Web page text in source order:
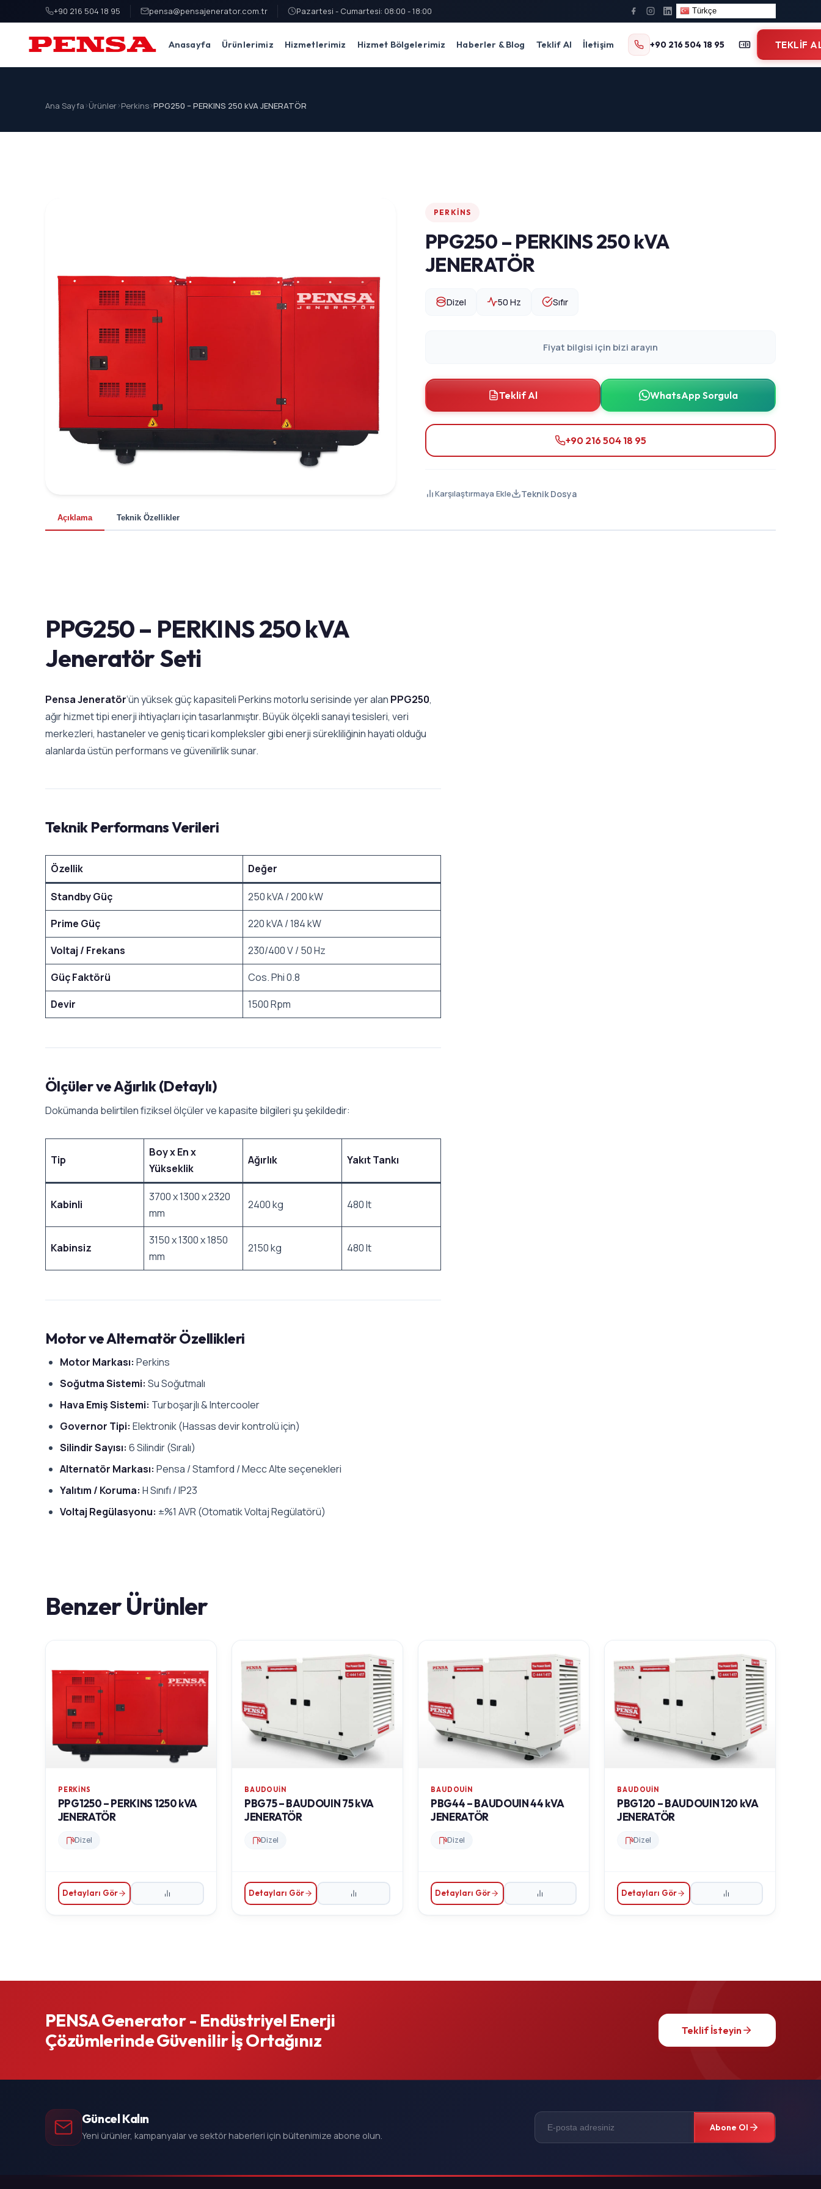
+90 216 504 18 95 pensa@pensajenerator.com.tr Pazartesi - Cumartesi: 08:00 - 18:00 Türkçe
PENSA Generator
Anasayfa Ürünlerimiz Hizmetlerimiz Hizmet Bölgelerimiz Haberler & Blog Teklif Al İletişim +90 216 504 18 95 TEKLIF
Ana Sayfa>Ürünler>Perkins>PPG250 – PERKINS 250 kVA JENERATÖR
PERKINS
PPG250 – PERKINS 250 kVA
JENERATÖR
Dizel 50 Hz Sıfır
Fiyat bilgisi için bizi arayın
Teklif Al WhatsApp Sorgula
+90 216 504 18 95
Karşılaştırmaya Ekle Teknik Dosya
Açıklama Teknik Özellikler
PPG250 – PERKINS 250 kVA
Jeneratör Seti
Pensa Jeneratör‘ün yüksek güç kapasiteli Perkins motorlu serisinde yer alan PPG250,
ağır hizmet tipi enerji ihtiyaçları için tasarlanmıştır. Büyük ölçekli sanayi tesisleri, veri
merkezleri, hastaneler ve geniş ticari kompleksler gibi enerji sürekliliğinin hayati olduğu
alanlarda üstün performans ve güvenilirlik sunar.
Teknik Performans Verileri
Özellik Değer
Standby Güç
250 kVA / 200 kW
Prime Güç
220 kVA / 184 kW
Voltaj / Frekans
230/400 V / 50 Hz
Güç Faktörü
Cos. Phi 0.8
Devir
1500 Rpm
Ölçüler ve Ağırlık (Detaylı)
Dokümanda belirtilen fiziksel ölçüler ve kapasite bilgileri şu şekildedir:
Tip
Boy x En x
Yükseklik
Ağırlık Yakıt Tankı
Kabinli
3700 x 1300 x 2320
mm
2400 kg 480 lt
Kabinsiz
3150 x 1300 x 1850
mm
2150 kg 480 lt
Motor ve Alternatör Özellikleri
Motor Markası: Perkins
Soğutma Sistemi: Su Soğutmalı
Hava Emiş Sistemi: Turboşarjlı & Intercooler
Governor Tipi: Elektronik (Hassas devir kontrolü için)
Silindir Sayısı: 6 Silindir (Sıralı)
Alternatör Markası: Pensa / Stamford / Mecc Alte seçenekleri
Yalıtım / Koruma: H Sınıfı / IP23
Voltaj Regülasyonu: ±%1 AVR (Otomatik Voltaj Regülatörü)
Benzer Ürünler
PERKINS
PPG1250 – PERKINS 1250 kVA
JENERATÖR
Dizel
Detayları Gör
BAUDOUIN
PBG75 – BAUDOUIN 75 kVA
JENERATÖR
Dizel
Detayları Gör
BAUDOUIN
PBG44 – BAUDOUIN 44 kVA
JENERATÖR
Dizel
Detayları Gör
BAUDOUIN
PBG120 – BAUDOUIN 120 kVA
JENERATÖR
Dizel
Detayları Gör
PENSA Generator - Endüstriyel Enerji
Çözümlerinde Güvenilir İş Ortağınız
Teklif İsteyin
Güncel Kalın
Yeni ürünler, kampanyalar ve sektör haberleri için bültenimize abone olun.
Abone Ol